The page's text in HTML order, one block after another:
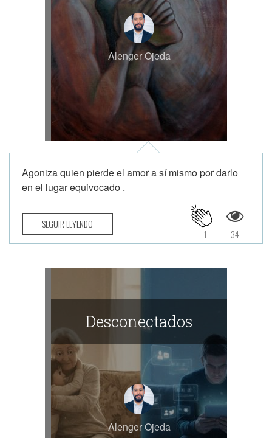
Alenger Ojeda
Agoniza quien pierde el amor a sí mismo por darlo
en el lugar equivocado .
SEGUIR LEYENDO
34
1
Desconectados
Alenger Ojeda